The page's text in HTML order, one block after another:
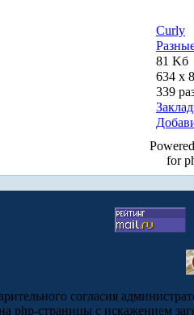
Curly
81 Kб
634 x
339
for
согласия
php-страницы с искажением